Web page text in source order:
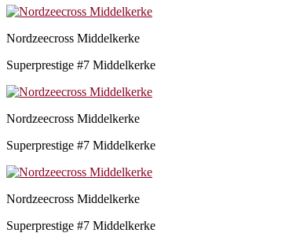
Nordzeecross Middelkerke
Superprestige #7 Middelkerke
Nordzeecross Middelkerke
Superprestige #7 Middelkerke
Nordzeecross Middelkerke
Superprestige #7 Middelkerke